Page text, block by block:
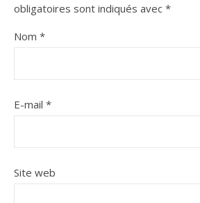
obligatoires sont indiqués avec *
Nom *
E-mail *
Site web